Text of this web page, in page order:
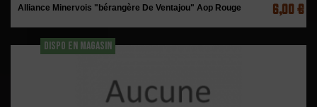
Alliance Minervois "bérangère De Ventajou" Aop Rouge 6,00 €
DISPO EN MAGASIN